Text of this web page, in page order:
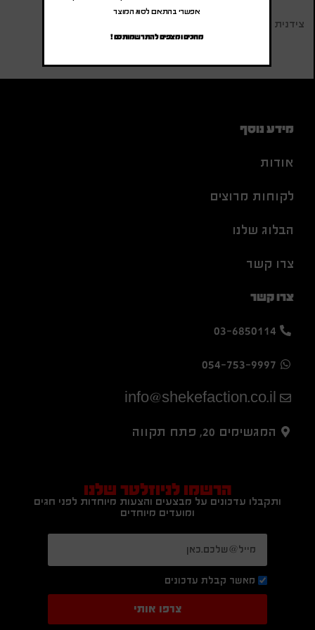
צידנית מתקפלת
מידע נוסף
אודות
לקוחות מרוצים
הבלוג שלנו
צרו קשר
צרו קשר
03-6850114
054-753-9997
info@shekefaction.co.il
המגשימים 20, פתח תקווה
הרשמו לניוזלטר שלנו
ותקבלו עדכונים על מבצעים והצעות מיוחדות לפני חגים
ומועדים מיוחדים
מאשר קבלת עדכונים
צרפו אותי
אפשרי בהתאם לסוג המוצר
מחכים ומצפים להתרשמותכם !